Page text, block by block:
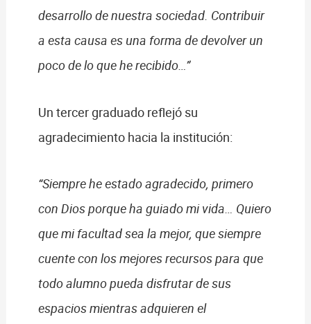
desarrollo de nuestra sociedad. Contribuir
a esta causa es una forma de devolver un
poco de lo que he recibido…”
Un tercer graduado reflejó su
agradecimiento hacia la institución:
“Siempre he estado agradecido, primero
con Dios porque ha guiado mi vida… Quiero
que mi facultad sea la mejor, que siempre
cuente con los mejores recursos para que
todo alumno pueda disfrutar de sus
espacios mientras adquieren el